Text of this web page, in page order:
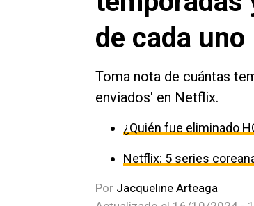
de cada uno
Toma nota de cuántas
enviados' en Netflix.
¿Quién fue eliminado
Netflix: 5 series
Por Jacqueline Arteaga